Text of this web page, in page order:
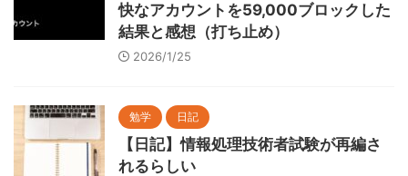
快なアカウントを59,000ブロックした
結果と感想（打ち止め）
2026/1/25
勉学 日記
【日記】情報処理技術者試験が再編さ
れるらしい